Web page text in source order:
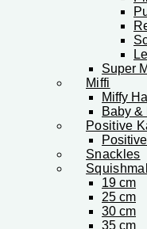
Super
Miffi
Miffy
Baby &
Positive
Snackles
19 cm
25 cm
30 cm
35 cm